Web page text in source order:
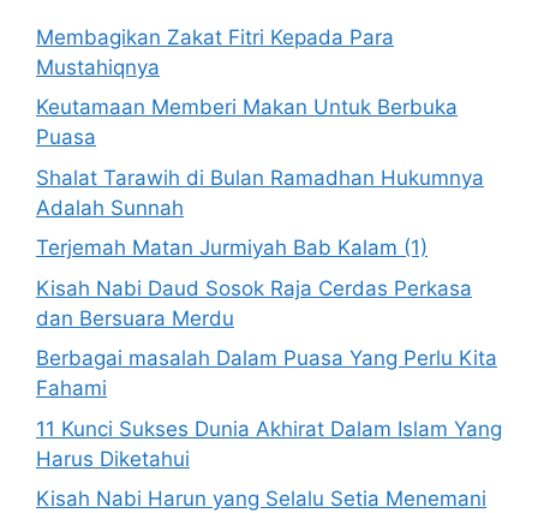
Membagikan Zakat Fitri Kepada Para
Mustahiqnya
Keutamaan Memberi Makan Untuk Berbuka
Puasa
Shalat Tarawih di Bulan Ramadhan Hukumnya
Adalah Sunnah
Terjemah Matan Jurmiyah Bab Kalam (1)
Kisah Nabi Daud Sosok Raja Cerdas Perkasa
dan Bersuara Merdu
Berbagai masalah Dalam Puasa Yang Perlu Kita
Fahami
11 Kunci Sukses Dunia Akhirat Dalam Islam Yang
Harus Diketahui
Kisah Nabi Harun yang Selalu Setia Menemani